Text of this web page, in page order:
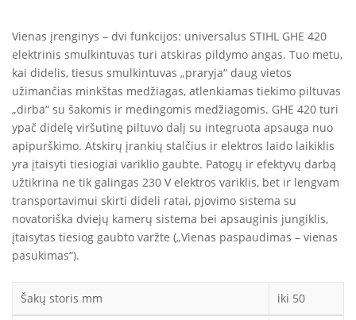
Vienas įrenginys – dvi funkcijos: universalus STIHL GHE 420
elektrinis smulkintuvas turi atskiras pildymo angas. Tuo metu,
kai didelis, tiesus smulkintuvas „praryja“ daug vietos
užimančias minkštas medžiagas, atlenkiamas tiekimo piltuvas
„dirba“ su šakomis ir medingomis medžiagomis. GHE 420 turi
ypač didelę viršutinę piltuvo dalį su integruota apsauga nuo
apipurškimo. Atskirų įrankių stalčius ir elektros laido laikiklis
yra įtaisyti tiesiogiai variklio gaubte. Patogų ir efektyvų darbą
užtikrina ne tik galingas 230 V elektros variklis, bet ir lengvam
transportavimui skirti dideli ratai, pjovimo sistema su
novatoriška dviejų kamerų sistema bei apsauginis jungiklis,
įtaisytas tiesiog gaubto varžte („Vienas paspaudimas – vienas
pasukimas“).
Šakų storis mm iki 50